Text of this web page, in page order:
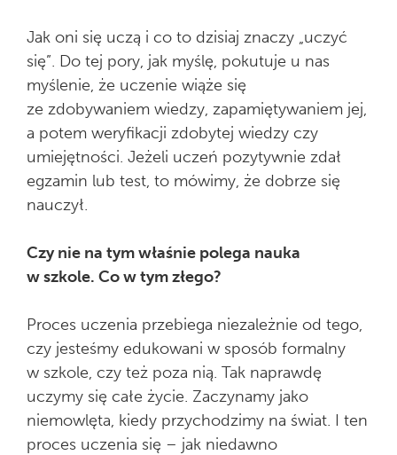
Jak oni się uczą i co to dzisiaj znaczy „uczyć
się”. Do tej pory, jak myślę, pokutuje u nas
myślenie, że uczenie wiąże się
ze zdobywaniem wiedzy, zapamiętywaniem jej,
a potem weryfikacji zdobytej wiedzy czy
umiejętności. Jeżeli uczeń pozytywnie zdał
egzamin lub test, to mówimy, że dobrze się
nauczył.
Czy nie na tym właśnie polega nauka
w szkole. Co w tym złego?
Proces uczenia przebiega niezależnie od tego,
czy jesteśmy edukowani w sposób formalny
w szkole, czy też poza nią. Tak naprawdę
uczymy się całe życie. Zaczynamy jako
niemowlęta, kiedy przychodzimy na świat. I ten
proces uczenia się – jak niedawno